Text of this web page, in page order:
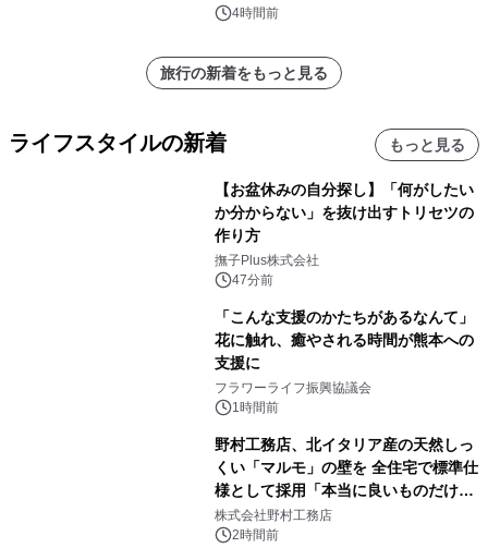
4時間前
旅行の新着をもっと見る
ライフスタイルの新着 もっと見る
【お盆休みの自分探し】「何がしたい
か分からない」を抜け出すトリセツの
作り方
撫子Plus株式会社
47分前
「こんな支援のかたちがあるなんて」
花に触れ、癒やされる時間が熊本への
支援に
フラワーライフ振興協議会
1時間前
野村工務店、北イタリア産の天然しっ
くい「マルモ」の壁を 全住宅で標準仕
様として採用「本当に良いものだけに
こだわる」
株式会社野村工務店
2時間前